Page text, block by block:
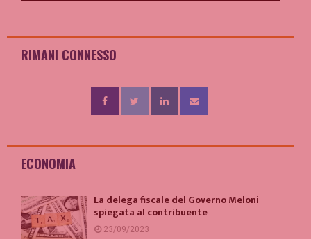
RIMANI CONNESSO
ECONOMIA
La delega fiscale del Governo Meloni
spiegata al contribuente
23/09/2023